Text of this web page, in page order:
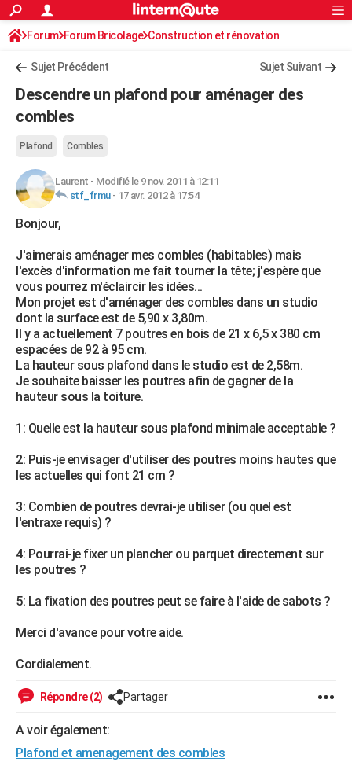
ACTUALITÉS
Politique
Société
Faits Divers
Education
Monde
Villes
+
Programme TV
Streaming
Sorties cinéma
FINANCE
Retraite
Impôts
Epargne
Immobilier
Risques naturels par ville
Banque
Assurance
Crédit
AUTO
Essais
Réserver un essai
Citadines
Berlines
SUV
Forum auto
HIGH-TECH
Mobiles
Meilleur smartphone
Internet
Ordinateurs
Jeux vidéo
Guide high-tech
BRICOLAGE
Guides de France
Escapades
Patrimoine
Expositions
Musées
Week-end nature
LIFESTYLE
Art de vivre
Bien-être
Loisirs
Mode
Modes de vie
SANTE
Alimentation
Guide de la santé
Maladies
Médicaments
Sommeil
VOYAGE
Destinations
City break
Voyage nature
Voyage de noces
Forum
Climat
+PHOTO
GUIDES D'ACHAT
BONS PLANS
CARTE DE VOEUX
Dictionnaire
Biographies
Citations
Expressions
Proverbes
PROGRAMME TV
COPAINS D'AVANT
AVIS DE DÉCÈS
FORUM
Rechercher
S'inscrire
Connexion
Forum Forum Bricolage Construction et rénovation
Charpente, toiture, combles
Sujet Précédent Sujet Suivant
Descendre un plafond pour aménager des
combles
Plafond Combles
Laurent - Modifié le 9 nov. 2011 à 12:11
stf_frmu- 17 avr. 2012 à 17:54
Bonjour,
J'aimerais aménager mes combles (habitables) mais
l'excès d'information me fait tourner la tête; j'espère que
vous pourrez m'éclaircir les idées...
Mon projet est d'aménager des combles dans un studio
dont la surface est de 5,90 x 3,80m.
Il y a actuellement 7 poutres en bois de 21 x 6,5 x 380 cm
espacées de 92 à 95 cm.
La hauteur sous plafond dans le studio est de 2,58m.
Je souhaite baisser les poutres afin de gagner de la
hauteur sous la toiture.
1: Quelle est la hauteur sous plafond minimale acceptable ?
2: Puis-je envisager d'utiliser des poutres moins hautes que
les actuelles qui font 21 cm ?
3: Combien de poutres devrai-je utiliser (ou quel est
l'entraxe requis) ?
4: Pourrai-je fixer un plancher ou parquet directement sur
les poutres ?
5: La fixation des poutres peut se faire à l'aide de sabots ?
Merci d'avance pour votre aide.
Cordialement.
Répondre (2) Partager
A voir également:
Plafond et amenagement des combles